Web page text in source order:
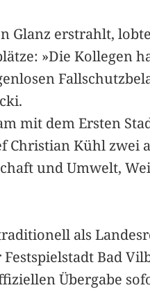
Glanz erstrahlt,
»Die
mit dem Ersten
Christian Kühl
und Umwelt,
als
Bad
Übergabe